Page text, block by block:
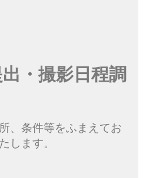
・撮影日程調
、条件等をふまえてお
します。